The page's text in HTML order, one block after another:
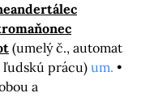
(umelý č., automat
ľudskú prácu) um.
a